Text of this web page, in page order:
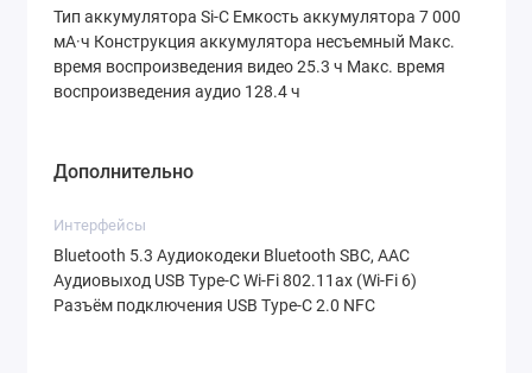
молниеносную скорость в любых задачах — от
повседневного серфинга до требовательных
игр. Графику обрабатывает ускоритель
картинку.
встроенной памятипозволяет одновременно
работать десяткам приложений без малейших
тормозов и хранить огромную медиатеку. При
Тип аккумулятора Si-C Емкость аккумулятора 7 000
мА·ч Конструкция аккумулятора несъемный Макс.
время воспроизведения видео 25.3 ч Макс. время
воспроизведения аудио 128.4 ч
Дополнительно
Интерфейсы
Bluetooth 5.3 Аудиокодеки Bluetooth SBC, AAC
Аудиовыход USB Type-C Wi-Fi 802.11ax (Wi-Fi 6)
Разъём подключения USB Type-C 2.0 NFC